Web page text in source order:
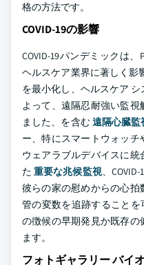
格の方法です。
COVID-19の影響
COVID-19パンデミックは
ヘルスケア業界に著しく影
を最小化し、ヘルスケア
よって、遠隔忍耐強い監視
ました、を含む遠隔心臓監
ー、特にスマートウォッ
ウェアラブルデバイスに
た重要な兆候監視、
彼らの家の慰めからの心拍
管の変数を追跡することを
の徴候の早期発見か既存の
ます。
フォトギャラリー バイ